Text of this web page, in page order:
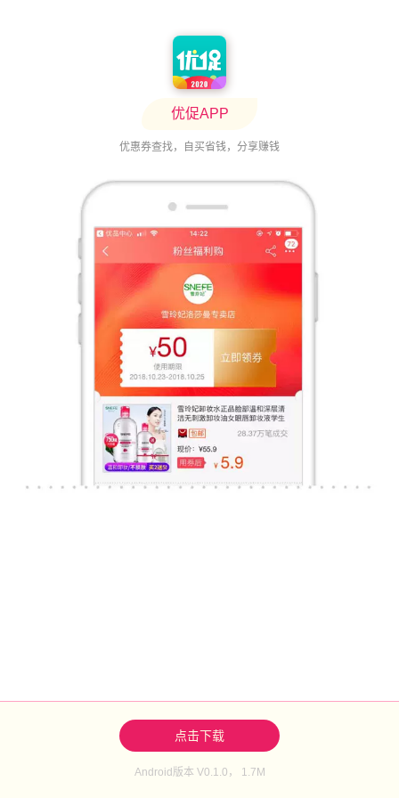
优促APP
优惠券查找，自买省钱，分享赚钱
点击下载
Android版本 V0.1.0， 1.7M